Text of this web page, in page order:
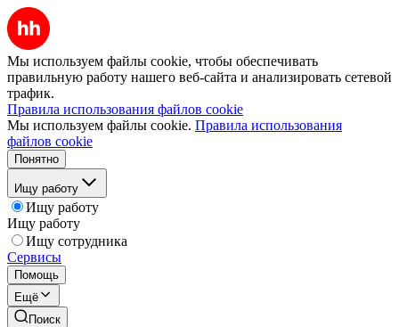
Мы используем файлы cookie, чтобы обеспечивать
правильную работу нашего веб-сайта и анализировать сетевой
трафик.
Правила использования файлов cookie
Мы используем файлы cookie. Правила использования
файлов cookie
Понятно
Ищу работу
Ищу работу
Ищу работу
Ищу сотрудника
Сервисы
Помощь
Ещё
Поиск